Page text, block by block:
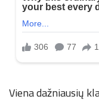
Viena dažniausių